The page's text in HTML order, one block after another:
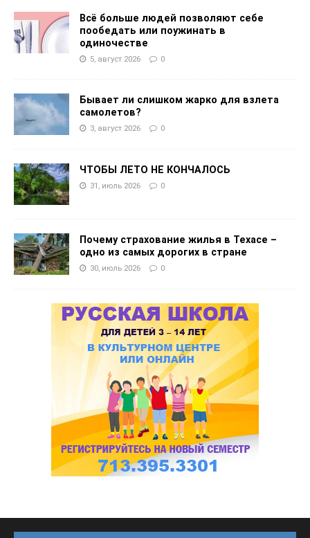
Всё больше людей позволяют себе
пообедать или поужинать в
одиночестве
5, август 2026 0
Бывает ли слишком жарко для взлета
самолетов?
3, август 2026 0
ЧТОБЫ ЛЕТО НЕ КОНЧАЛОСЬ
31, июль 2026 0
Почему страхование жилья в Техасе –
одно из самых дорогих в стране
30, июль 2026 0